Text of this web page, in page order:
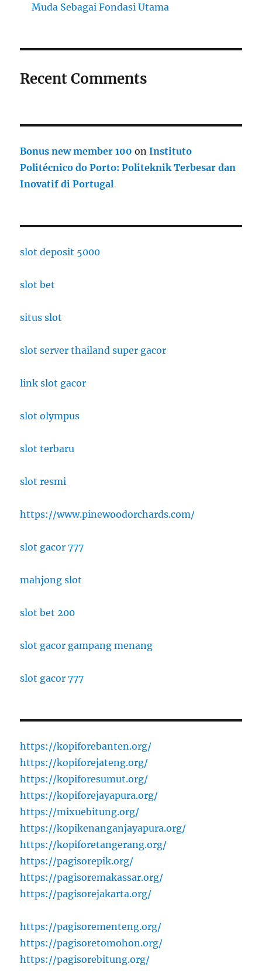
Muda Sebagai Fondasi Utama
Recent Comments
Bonus new member 100 onInstituto
Politécnico do Porto: Politeknik Terbesar dan
Inovatif di Portugal
slot deposit 5000
slot bet
situs slot
slot server thailand super gacor
link slot gacor
slot olympus
slot terbaru
slot resmi
https://www.pinewoodorchards.com/
slot gacor 777
mahjong slot
slot bet 200
slot gacor gampang menang
slot gacor 777
https://kopiforebanten.org/
https://kopiforejateng.org/
https://kopiforesumut.org/
https://kopiforejayapura.org/
https://mixuebitung.org/
https://kopikenanganjayapura.org/
https://kopiforetangerang.org/
https://pagisorepik.org/
https://pagisoremakassar.org/
https://pagisorejakarta.org/
https://pagisorementeng.org/
https://pagisoretomohon.org/
https://pagisorebitung.org/